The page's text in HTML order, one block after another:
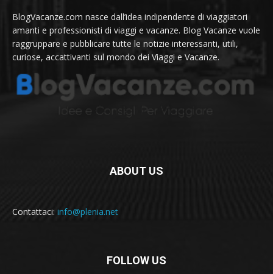
BlogVacanze.com nasce dall’idea indipendente di viaggiatori
amanti e professionisti di viaggi e vacanze. Blog Vacanze vuole
raggruppare e pubblicare tutte le notizie interessanti, utili,
curiose, accattivanti sul mondo dei Viaggi e Vacanze.
ABOUT US
Contattaci: info@plenia.net
FOLLOW US